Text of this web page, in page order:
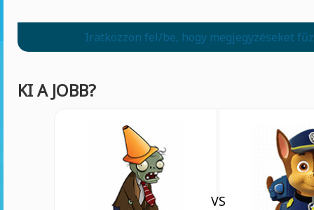
Iratkozzon fel/be, hogy megjegyzéseket
KI A JOBB?
VS